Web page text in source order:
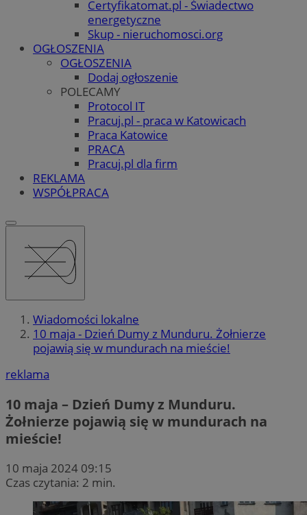
Certyfikatomat.pl - Świadectwo
energetyczne
Skup - nieruchomosci.org
OGŁOSZENIA
OGŁOSZENIA
Dodaj ogłoszenie
POLECAMY
Protocol IT
Pracuj.pl - praca w Katowicach
Praca Katowice
PRACA
Pracuj.pl dla firm
REKLAMA
WSPÓŁPRACA
Wiadomości lokalne
10 maja - Dzień Dumy z Munduru. Żołnierze
pojawią się w mundurach na mieście!
reklama
10 maja – Dzień Dumy z Munduru.
Żołnierze pojawią się w mundurach na
mieście!
10 maja 2024 09:15
Czas czytania: 2 min.